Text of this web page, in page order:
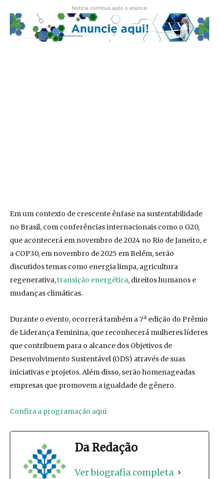
Notícia continua após o anúncio
Em um contexto de crescente ênfase na sustentabilidade
no Brasil, com conferências internacionais como o G20,
que acontecerá em novembro de 2024 no Rio de Janeiro, e
a COP30, em novembro de 2025 em Belém, serão
discutidos temas como energia limpa, agricultura
regenerativa,transição energética, direitos humanos e
mudanças climáticas.
Durante o evento, ocorrerá também a 7ª edição do Prêmio
de Liderança Feminina, que reconhecerá mulheres líderes
que contribuem para o alcance dos Objetivos de
Desenvolvimento Sustentável (ODS) através de suas
iniciativas e projetos. Além disso, serão homenageadas
empresas que promovem a igualdade de gênero.
Confira a programação aqui
Da Redação
Ver biografia completa